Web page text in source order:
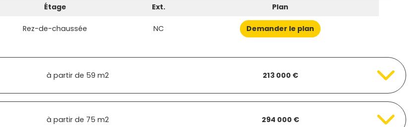
Étage Ext. Plan
Rez-de-chaussée NC Demander le plan
à partir de 59 m2 213 000 €
à partir de 75 m2 294 000 €